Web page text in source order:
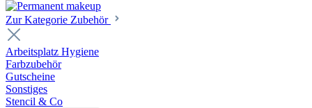
Zur Kategorie Zubehör
Arbeitsplatz Hygiene
Farbzubehör
Gutscheine
Sonstiges
Stencil & Co